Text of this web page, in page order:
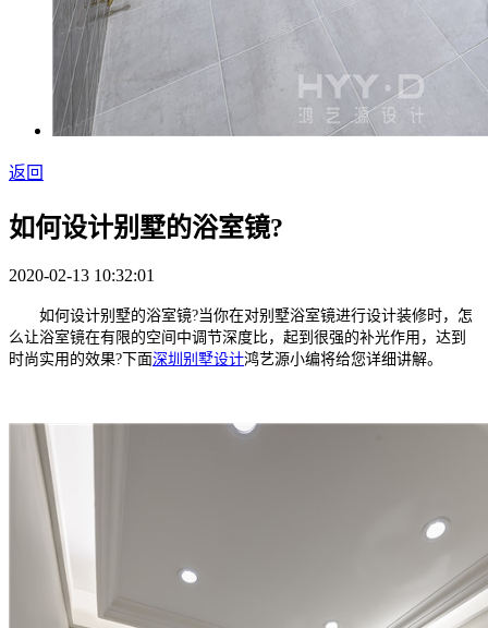
返回
如何设计别墅的浴室镜?
2020-02-13 10:32:01
如何设计别墅的浴室镜?当你在对别墅浴室镜进行设计装修时，怎
么让浴室镜在有限的空间中调节深度比，起到很强的补光作用，达到
时尚实用的效果?下面深圳别墅设计鸿艺源小编将给您详细讲解。